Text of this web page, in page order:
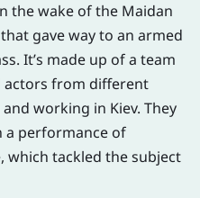
the wake of the Maidan
gave way to an armed
It’s made up of a team
actors from different
working in Kiev. They
performance of
which tackled the subject